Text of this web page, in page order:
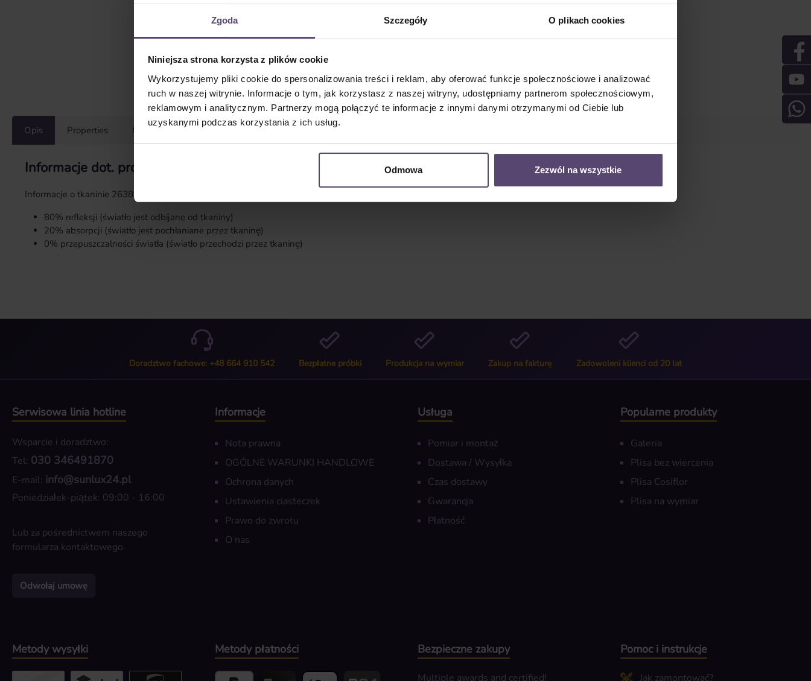
Zgoda Szczegóły O plikach cookies
Niniejsza strona korzysta z plików cookie
Wykorzystujemy pliki cookie do spersonalizowania treści i reklam, aby oferować funkcje społecznościowe i analizować
ruch w naszej witrynie. Informacje o tym, jak korzystasz z naszej witryny, udostępniamy partnerom społecznościowym,
reklamowym i analitycznym. Partnerzy mogą połączyć te informacje z innymi danymi otrzymanymi od Ciebie lub
uzyskanymi podczas korzystania z ich usług.
Odmowa Zezwól na wszystkie
Opis Properties Opinie/Recenzje
Informacje dot. produktu "Próbka tkanina czarna zaciemniająca"
Informacje o tkaninie 2638:
80% refleksji (światło jest odbijane od tkaniny)
20% absorpcji (światło jest pochłaniane przez tkaninę)
0% przepuszczalności światła (światło przechodzi przez tkaninę)
Doradztwo fachowe: +48 664 910 542 Bezpłatne próbki Produkcja na wymiar Zakup na fakturę Zadowoleni klienci od 20 lat
Serwisowa linia hotline
Wsparcie i doradztwo:
Tel: 030 346491870
E-mail: info@sunlux24.pl
Poniedziałek-piątek: 09:00 - 16:00
Lub za pośrednictwem naszego
formularza kontaktowego.
Odwołaj umowę
Informacje
Nota prawna
OGÓLNE WARUNKI HANDLOWE
Ochrona danych
Ustawienia ciasteczek
Prawo do zwrotu
O nas
Usługa
Pomiar i montaż
Dostawa / Wysyłka
Czas dostawy
Gwarancja
Płatność
Popularne produkty
Galeria
Plisa bez wiercenia
Plisa Cosiflor
Plisa na wymiar
Metody płatności
Metody wysyłki Bezpieczne zakupy
Multiple awards and certified!
Pomoc i instrukcje
Jak zamontować?